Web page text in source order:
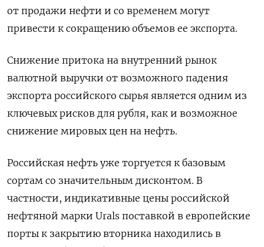
от продажи нефти и со временем могут
привести к сокращению объемов ее экспорта.
Снижение притока на внутренний рынок
валютной выручки от возможного падения
экспорта российского сырья является одним из
ключевых рисков для рубля, как и возможное
снижение мировых цен на нефть.
Российская нефть уже торгуется к базовым
сортам со значительным дисконтом. В
частности, индикативные цены российской
нефтяной марки Urals поставкой в европейские
порты к закрытию вторника находились в